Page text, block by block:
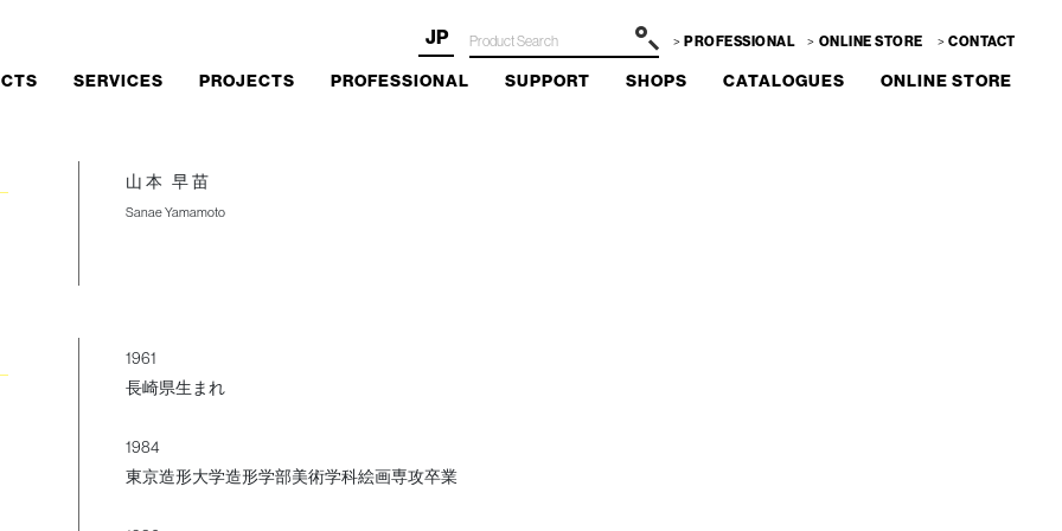
JP PROFESSIONAL ONLINE STORE CONTACT
SERVICES PROJECTS PROFESSIONAL SUPPORT SHOPS CATALOGUES ONLINE STORE
山本 早苗
Sanae Yamamoto
1961
長崎県生まれ
1984
東京造形大学造形学部美術学科絵画専攻卒業